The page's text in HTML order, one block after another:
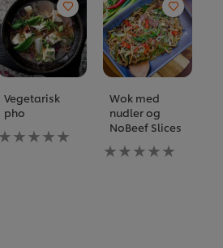
Vegetarisk
pho
Ingen
bedømmelser
Wok med
nudler og
NoBeef Slices
Ingen
bedømmelser